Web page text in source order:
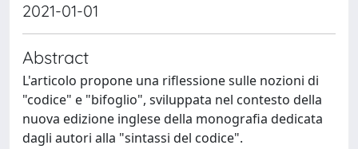
2021-01-01
Abstract
L'articolo propone una riflessione sulle nozioni di
"codice" e "bifoglio", sviluppata nel contesto della
nuova edizione inglese della monografia dedicata
dagli autori alla "sintassi del codice".